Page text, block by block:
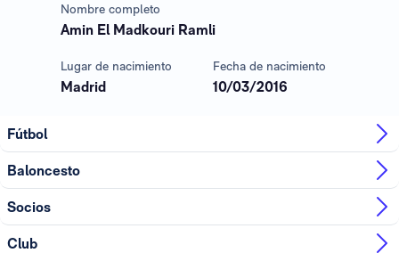
Nombre completo
Amin El Madkouri Ramli
Lugar de nacimiento
Madrid
Fecha de nacimiento
10/03/2016
Fútbol
Baloncesto
Socios
Club